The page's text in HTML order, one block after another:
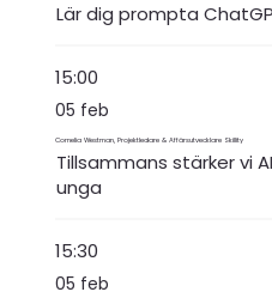
Lär dig prompta
15:00
05 feb
Cornelia Westman, Projektledare & Affärsutvecklare Skillity
Tillsammans stärker vi
unga
15:30
05 feb